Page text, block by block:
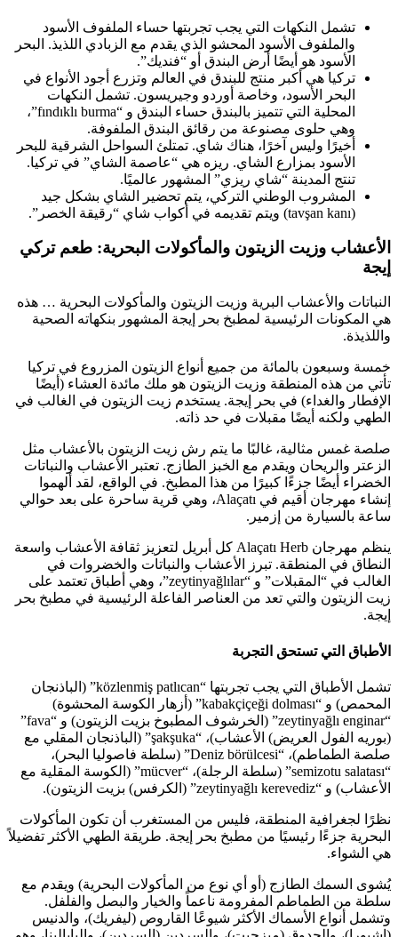
تشمل النكهات التي يجب تجربتها حساء الملفوف الأسود
والملفوف الأسود المحشو الذي يقدم مع الزبادي اللذيذ. البحر
الأسود هو أيضًا أرض البندق أو “فنديك”.
تركيا هي أكبر منتج للبندق في العالم وتزرع أجود الأنواع في
البحر الأسود، وخاصة أوردو وجيريسون. تشمل النكهات
المحلية التي تتميز بالبندق حساء البندق و “fındıklı burma”،
وهي حلوى مصنوعة من رقائق البندق الملفوفة.
أخيرًا وليس آخرًا، هناك شاي. تمتلئ السواحل الشرقية للبحر
الأسود بمزارع الشاي. ريزه هي “عاصمة الشاي” في تركيا.
تنتج المدينة “شاي ريزي” المشهور عالميًا.
المشروب الوطني التركي، يتم تحضير الشاي بشكل جيد
(tavşan kanı) ويتم تقديمه في أكواب شاي “رقيقة الخصر”.
الأعشاب وزيت الزيتون والمأكولات البحرية: طعم تركي
إيجة
النباتات والأعشاب البرية وزيت الزيتون والمأكولات البحرية … هذه
هي المكونات الرئيسية لمطبخ بحر إيجة المشهور بنكهاته الصحية
واللذيذة.
خمسة وسبعون بالمائة من جميع أنواع الزيتون المزروع في تركيا
تأتي من هذه المنطقة وزيت الزيتون هو ملك مائدة العشاء (أيضًا
الإفطار والغداء) في بحر إيجة. يستخدم زيت الزيتون في الغالب في
الطهي ولكنه أيضًا مقبلات في حد ذاته.
صلصة غمس مثالية، غالبًا ما يتم رش زيت الزيتون بالأعشاب مثل
الزعتر والريحان ويقدم مع الخبز الطازج. تعتبر الأعشاب والنباتات
الخضراء أيضًا جزءًا كبيرًا من هذا المطبخ. في الواقع، لقد ألهموا
إنشاء مهرجان أقيم في Alaçatı، وهي قرية ساحرة على بعد حوالي
ساعة بالسيارة من إزمير.
ينظم مهرجان Alaçatı Herb كل أبريل لتعزيز ثقافة الأعشاب واسعة
النطاق في المنطقة. تبرز الأعشاب والنباتات والخضروات في
الغالب في “المقبلات” و “zeytinyağlılar”، وهي أطباق تعتمد على
زيت الزيتون والتي تعد من العناصر الفاعلة الرئيسية في مطبخ بحر
إيجة.
الأطباق التي تستحق التجربة
تشمل الأطباق التي يجب تجربتها “közlenmiş patlıcan” (الباذنجان
المحمص) و “kabakçiçeği dolması” (أزهار الكوسة المحشوة)
“zeytinyağlı enginar” (الخرشوف المطبوخ بزيت الزيتون) و “fava”
(بوريه الفول العريض) الأعشاب)، “şakşuka” (الباذنجان المقلي مع
صلصة الطماطم)، “Deniz börülcesi” (سلطة فاصوليا البحر)،
“semizotu salatası” (سلطة الرجلة)، “mücver” (الكوسة المقلية مع
الأعشاب) و “zeytinyağlı kerevediz” (الكرفس) بزيت الزيتون).
نظرًا لجغرافية المنطقة، فليس من المستغرب أن تكون المأكولات
البحرية جزءًا رئيسيًا من مطبخ بحر إيجة. طريقة الطهي الأكثر تفضيلاً
هي الشواء.
يُشوى السمك الطازج (أو أي نوع من المأكولات البحرية) ويقدم مع
سلطة من الطماطم المفرومة ناعماً والخيار والبصل والفلفل.
وتشمل أنواع الأسماك الأكثر شيوعًا القاروص (ليفريك)، والدنيس